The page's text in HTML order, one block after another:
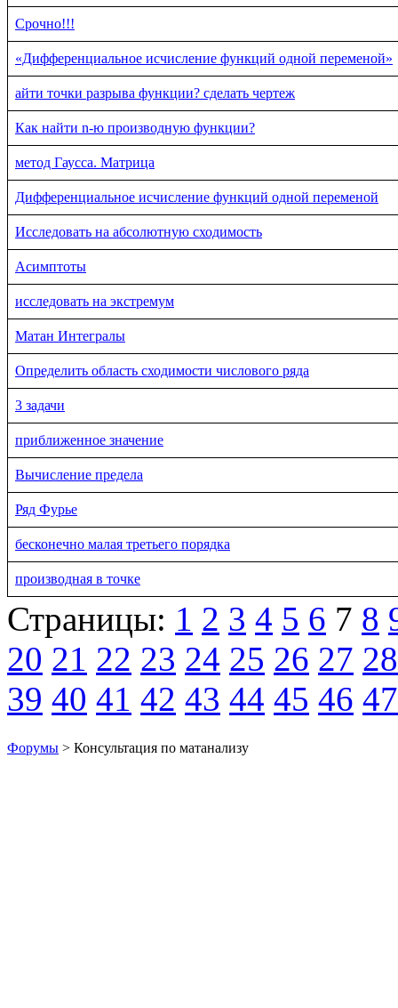
Срочно!!!
«Дифференциальное исчисление функций одной переменой»
айти точки разрыва функции? сделать чертеж
Как найти n-ю производную функции?
метод Гаусса. Матрица
Дифференциальное исчисление функций одной переменой
Исследовать на абсолютную сходимость
Асимптоты
исследовать на экстремум
Матан Интегралы
Определить область сходимости числового ряда
3 задачи
приближенное значение
Вычисление предела
Ряд Фурье
бесконечно малая третьего порядка
производная в точке
Страницы: 1 2 3 4 5 6 7 8
20 21 22 23 24 25 26 27 28
39 40 41 42 43 44 45 46 47
Форумы > Консультация по матанализу